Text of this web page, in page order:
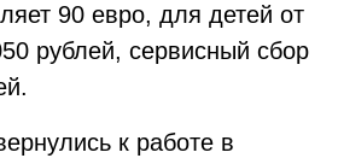
90 евро, для детей от
рублей, сервисный сбор
к работе в